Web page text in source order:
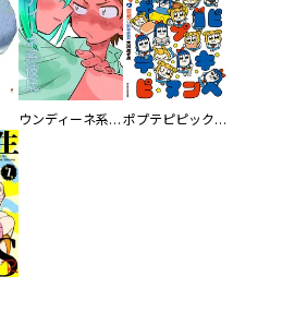
ウンディーネ系彼氏 ポプテピピック SEASON EIGHT